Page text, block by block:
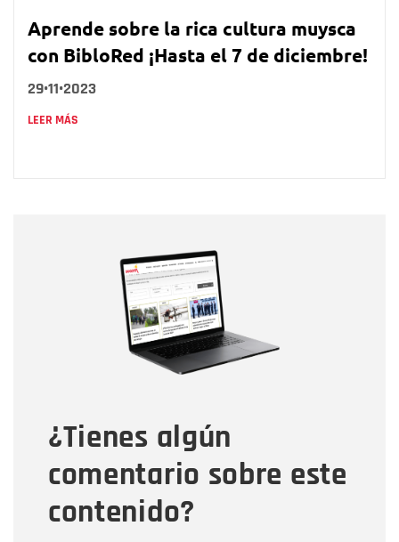
Aprende sobre la rica cultura muysca
con BibloRed ¡Hasta el 7 de diciembre!
29•11•2023
LEER MÁS
¿Tienes algún
comentario sobre este
contenido?
Correo electrónico
Tipo de comentario
Mensaje